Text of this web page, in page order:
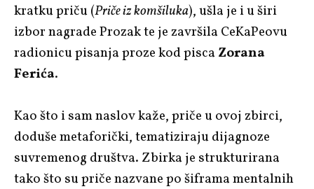
kratku priču (Priče iz komšiluka), ušla je i u širi
izbor nagrade Prozak te je završila CeKaPeovu
radionicu pisanja proze kod pisca Zorana
Ferića.
Kao što i sam naslov kaže, priče u ovoj zbirci,
doduše metaforički, tematiziraju dijagnoze
suvremenog društva. Zbirka je strukturirana
tako što su priče nazvane po šiframa mentalnih